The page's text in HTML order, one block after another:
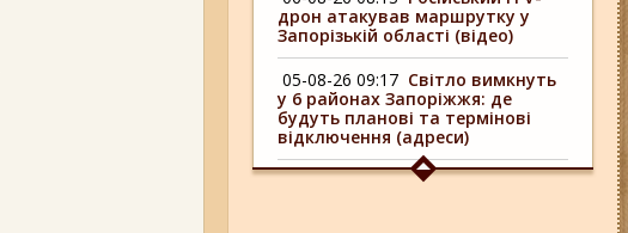
дрон атакував маршрутку у
Запорізькій області (відео)
05-08-26 09:17 Світло вимкнуть
у 6 районах Запоріжжя: де
будуть планові та термінові
відключення (адреси)
04-08-26 09:16 У 6 районах